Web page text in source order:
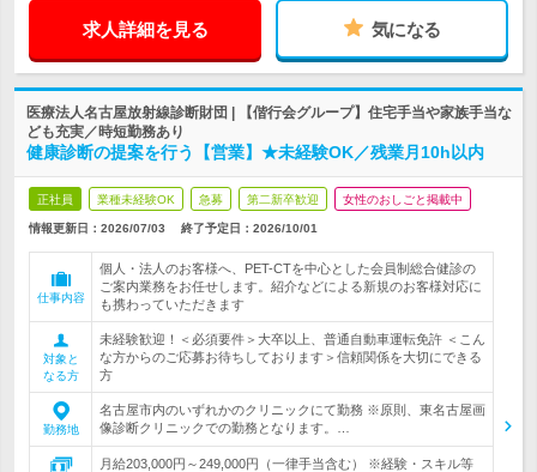
求人詳細を見る 気になる
医療法人名古屋放射線診断財団 | 【偕行会グループ】住宅手当や家族手当な
ども充実／時短勤務あり
健康診断の提案を行う【営業】★未経験OK／残業月10h以内
正社員 業種未経験OK 急募 第二新卒歓迎 女性のおしごと掲載中
情報更新日：2026/07/03 終了予定日： 2026/10/01
仕事内容
個人・法人のお客様へ、PET-CTを中心とした会員制総合健診の
ご案内業務をお任せします。紹介などによる新規のお客様対応に
も携わっていただきます
対象と
なる方
未経験歓迎！＜必須要件＞大卒以上、普通自動車運転免許 ＜こん
な方からのご応募お待ちしております＞信頼関係を大切にできる
方
勤務地
名古屋市内のいずれかのクリニックにて勤務 ※原則、東名古屋画
像診断クリニックでの勤務となります。…
月給203,000円～249,000円（一律手当含む） ※経験・スキル等